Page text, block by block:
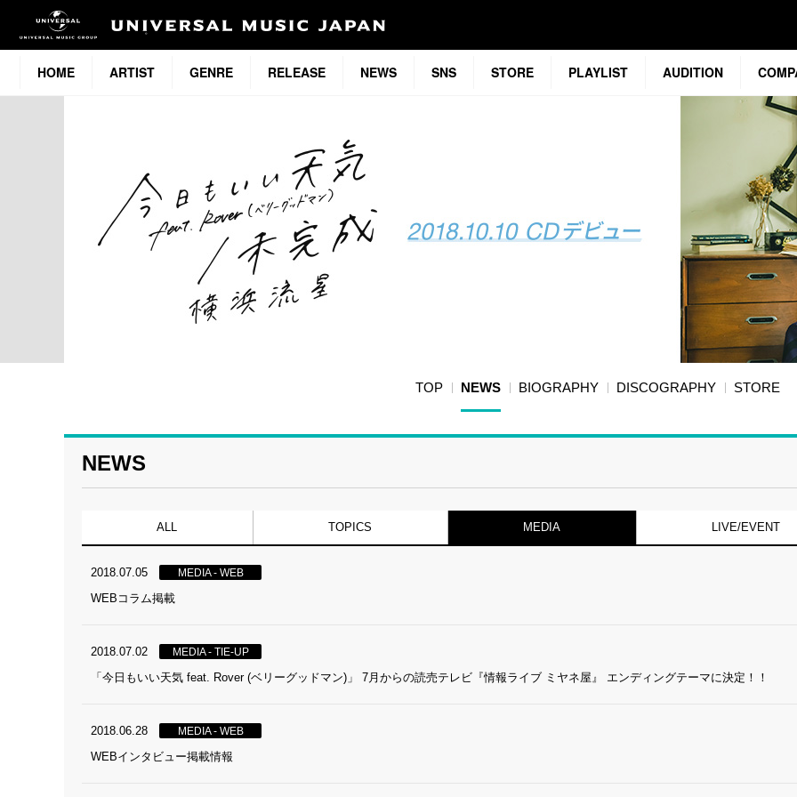
HOME ARTIST GENRE RELEASE NEWS SNS STORE PLAYLIST AUDITION
TOP NEWS BIOGRAPHY DISCOGRAPHY STORE
NEWS
ALL TOPICS MEDIA LIVE/EVENT
2018.07.05 MEDIA - WEB
WEBコラム掲載
2018.07.02 MEDIA - TIE-UP
「今日もいい天気 feat. Rover (ベリーグッドマン)」 7月からの読売テレビ『情報ライブ ミヤネ屋』 エンディングテーマに決定！！
2018.06.28 MEDIA - WEB
WEBインタビュー掲載情報